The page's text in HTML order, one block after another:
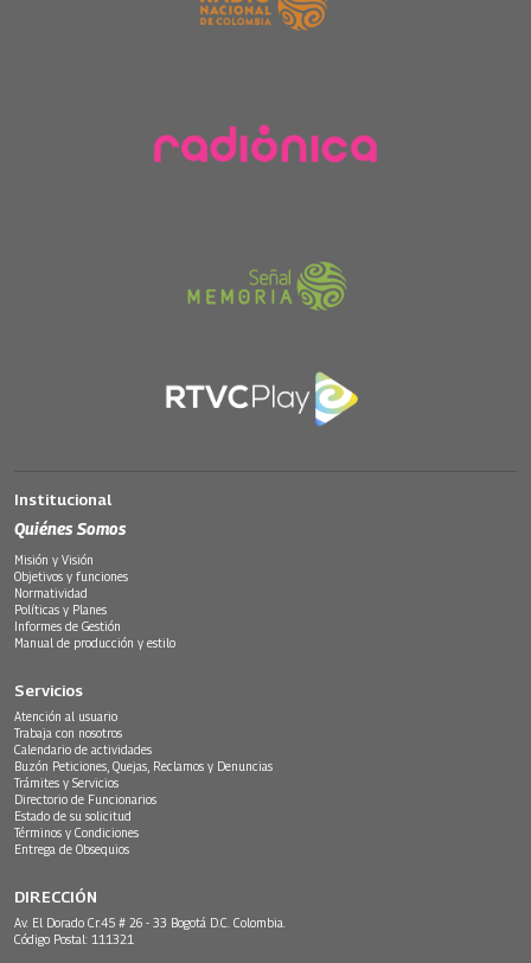
Institucional
Quiénes Somos
Misión y Visión
Objetivos y funciones
Normatividad
Políticas y Planes
Informes de Gestión
Manual de producción y estilo
Servicios
Atención al usuario
Trabaja con nosotros
Calendario de actividades
Buzón Peticiones, Quejas, Reclamos y Denuncias
Trámites y Servicios
Directorio de Funcionarios
Estado de su solicitud
Términos y Condiciones
Entrega de Obsequios
DIRECCIÓN
Av. El Dorado Cr.45 # 26 - 33 Bogotá D.C. Colombia.
Código Postal: 111321